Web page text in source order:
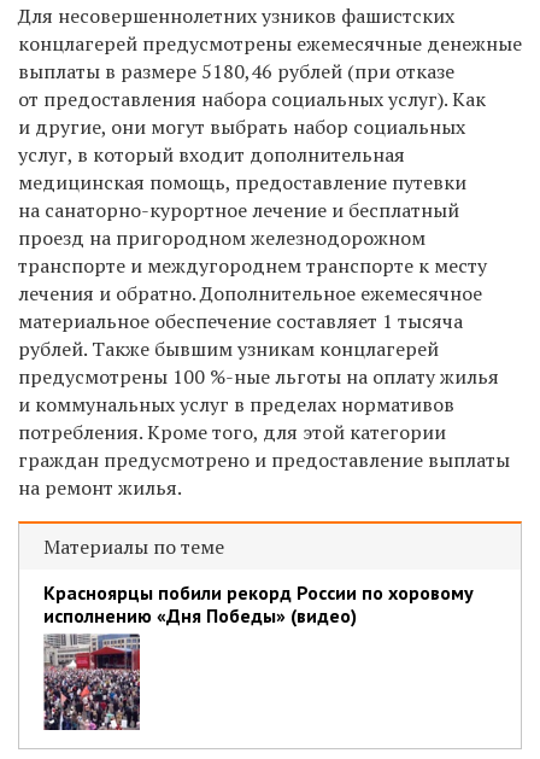
Для несовершеннолетних узников фашистских
концлагерей предусмотрены ежемесячные денежные
выплаты в размере 5180,46 рублей (при отказе
от предоставления набора социальных услуг). Как
и другие, они могут выбрать набор социальных
услуг, в который входит дополнительная
медицинская помощь, предоставление путевки
на санаторно-курортное лечение и бесплатный
проезд на пригородном железнодорожном
транспорте и междугороднем транспорте к месту
лечения и обратно. Дополнительное ежемесячное
материальное обеспечение составляет 1 тысяча
рублей. Также бывшим узникам концлагерей
предусмотрены 100 %-ные льготы на оплату жилья
и коммунальных услуг в пределах нормативов
потребления. Кроме того, для этой категории
граждан предусмотрено и предоставление выплаты
на ремонт жилья.
Материалы по теме
Красноярцы побили рекорд России по хоровому
исполнению «Дня Победы» (видео)